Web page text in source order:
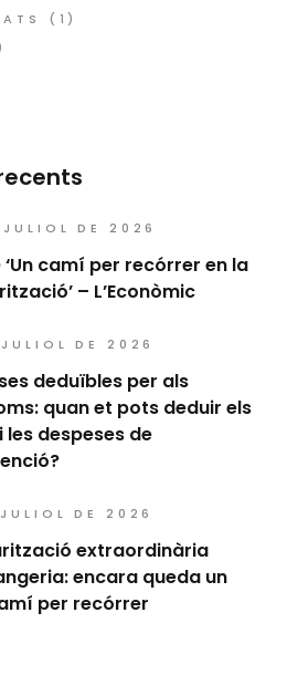
(1)
DE 2026
‘Un camí per recórrer en la
– L’Econòmic
DE 2026
deduïbles per als
quan et pots deduir els
les despeses de
DE 2026
extraordinària
encara queda un
per recórrer